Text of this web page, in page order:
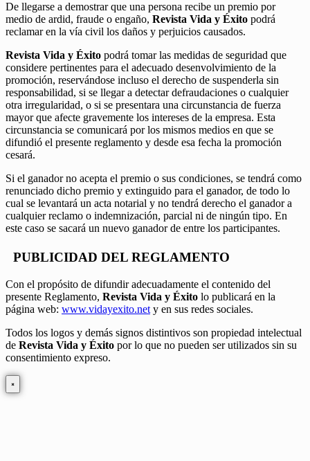
De llegarse a demostrar que una persona recibe un premio por
medio de ardid, fraude o engaño, Revista Vida y Éxito podrá
reclamar en la vía civil los daños y perjuicios causados.
Revista Vida y Éxito podrá tomar las medidas de seguridad que
considere pertinentes para el adecuado desenvolvimiento de la
promoción, reservándose incluso el derecho de suspenderla sin
responsabilidad, si se llegar a detectar defraudaciones o cualquier
otra irregularidad, o si se presentara una circunstancia de fuerza
mayor que afecte gravemente los intereses de la empresa. Esta
circunstancia se comunicará por los mismos medios en que se
difundió el presente reglamento y desde esa fecha la promoción
cesará.
Si el ganador no acepta el premio o sus condiciones, se tendrá como
renunciado dicho premio y extinguido para el ganador, de todo lo
cual se levantará un acta notarial y no tendrá derecho el ganador a
cualquier reclamo o indemnización, parcial ni de ningún tipo. En
este caso se sacará un nuevo ganador de entre los participantes.
PUBLICIDAD DEL REGLAMENTO
Con el propósito de difundir adecuadamente el contenido del
presente Reglamento, Revista Vida y Éxito lo publicará en la
página web: www.vidayexito.net y en sus redes sociales.
Todos los logos y demás signos distintivos son propiedad intelectual
de Revista Vida y Éxito por lo que no pueden ser utilizados sin su
consentimiento expreso.
×